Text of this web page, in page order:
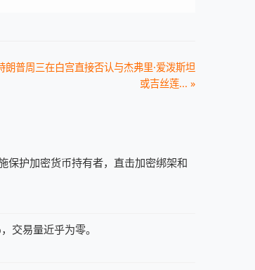
朗普周三在白宫直接否认与杰弗里·爱泼斯坦
或吉丝莲... »
保护加密货币持有者，直击加密绑架和
交易量近乎为零。